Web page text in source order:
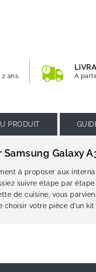
ans. A
PRODUIT
Galaxy
à proposer aux
suivre étape par
de cuisine, vous
votre pièce d’un